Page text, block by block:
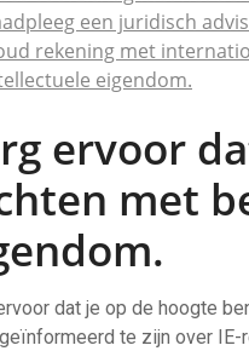
een juridisch
rekening met
eigendom.
ervoor
met
dat je op de hoogte
te zijn over IE-